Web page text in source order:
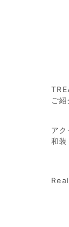
ご紹
ア
和装